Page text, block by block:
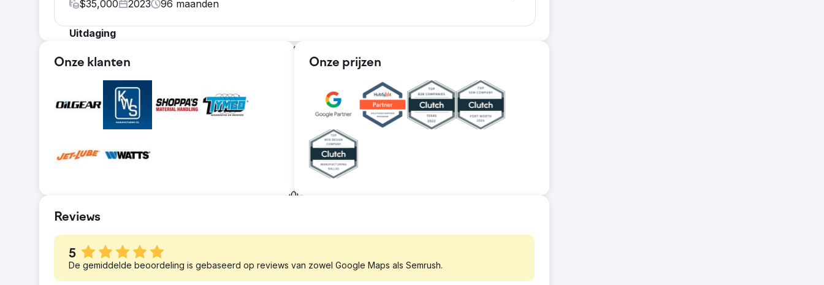
$35,000 2023 96 maanden
Uitdaging
Een transportbandfabrikant was succesvol met directe verkoop, maar had zijn digitale strategie
niet ontwikkeld om een significante bron van leadgeneratie te zijn. Wij ontwikkelden een website,
SEO en contentstrategie om meer leads te genereren.
Oplossing
We hebben een uitgebreide strategie uitgevoerd met on-page, off-page en technische SEO. Voor
de contentstrategie hebben we een uitgebreide hoeveelheid technische middelen en casestudies
ontwikkeld en uitgevoerd om specifieke branches te targeten met zowel toegankelijke als gated
content.
We hebben deze exacte strategie de afgelopen 8 jaar uitgevoerd. Het resultaat is een 10X in hun
vastgelegde leads. Door leads met meer dan 1.000% te verhogen, verkopen ze consequent
miljoenen dollars per jaar aan transportsystemen en onderdelen.
Onze klanten Onze prijzen
Reviews
5
De gemiddelde beoordeling is gebaseerd op reviews van zowel Google Maps als Semrush.